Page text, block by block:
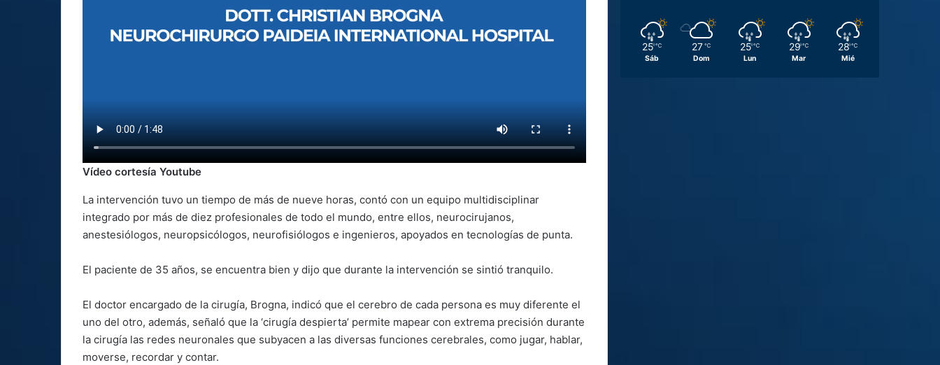
Vídeo cortesía Youtube
La intervención tuvo un tiempo de más de nueve horas, contó con un equipo multidisciplinar
integrado por más de diez profesionales de todo el mundo, entre ellos, neurocirujanos,
anestesiólogos, neuropsicólogos, neurofisiólogos e ingenieros, apoyados en tecnologías de punta.
El paciente de 35 años, se encuentra bien y dijo que durante la intervención se sintió tranquilo.
El doctor encargado de la cirugía, Brogna, indicó que el cerebro de cada persona es muy diferente el
uno del otro, además, señaló que la ‘cirugía despierta’ permite mapear con extrema precisión durante
la cirugía las redes neuronales que subyacen a las diversas funciones cerebrales, como jugar, hablar,
moverse, recordar y contar.
25 ℃
Sáb
27 ℃
Dom
25 ℃
Lun
29 ℃
Mar
28 ℃
Mié